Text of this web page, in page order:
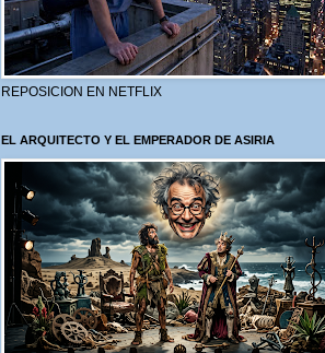
REPOSICION EN NETFLIX
EL ARQUITECTO Y EL EMPERADOR DE ASIRIA